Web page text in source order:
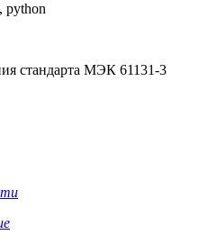
python
стандарта МЭК 61131-3